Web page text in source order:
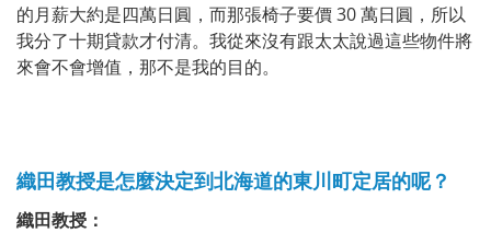
的月薪大約是四萬日圓，而那張椅子要價 30 萬日圓，所以
我分了十期貸款才付清。我從來沒有跟太太說過這些物件將
來會不會增值，那不是我的目的。
織田教授是怎麼決定到北海道的東川町定居的呢？
織田教授：